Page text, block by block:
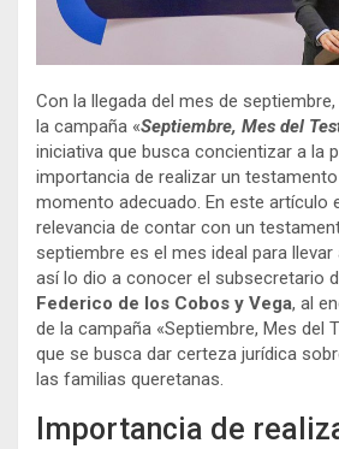
Con la llegada del mes de
la campaña «Septiembre, Mes del
iniciativa que busca concientizar a la
importancia de realizar un
momento adecuado. En este artículo
relevancia de contar con un
septiembre es el mes ideal para
así lo dio a conocer el subsecretario
Federico de los Cobos y Vega, al
de la campaña «Septiembre, Mes del
que se busca dar certeza jurídica
las familias queretanas.
Importancia de